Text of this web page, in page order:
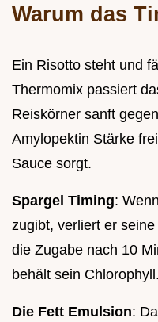
Warum das
Ein Risotto steht und
Thermomix passiert
Reiskörner sanft
Amylopektin Stärke
Sauce sorgt.
Spargel Timing:
zugibt, verliert er
die Zugabe nach 10
behält sein Chlorophyll.
Die Fett Emulsion: